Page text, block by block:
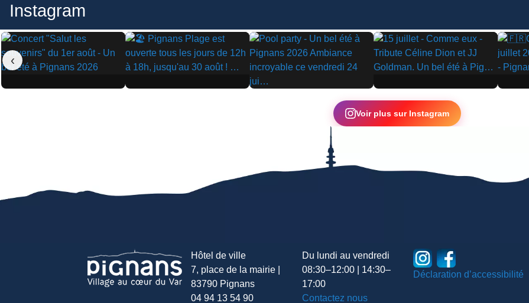
Instagram
▶ ▶
▶
▶ ▶
‹
Voir plus sur Instagram
Hôtel de ville
7, place de la mairie |
83790 Pignans
04 94 13 54 90
Du lundi au vendredi
08:30–12:00 | 14:30–
17:00
Contactez nous
Déclaration d’accessibilité